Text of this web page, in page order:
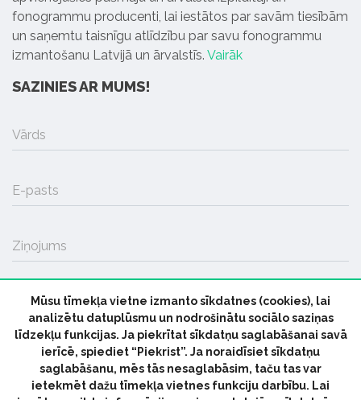
fonogrammu producenti, lai iestātos par savām tiesībām
un saņemtu taisnīgu atlīdzību par savu fonogrammu
izmantošanu Latvijā un ārvalstīs. Vairāk
SAZINIES AR MUMS!
Vārds
E-pasts
Ziņojums
SŪTĪT
Mūsu tīmekļa vietne izmanto sīkdatnes (cookies), lai
analizētu datuplūsmu un nodrošinātu sociālo saziņas
līdzekļu funkcijas. Ja piekrītat sīkdatņu saglabāšanai savā
ierīcē, spiediet “Piekrist”. Ja noraidīsiet sīkdatņu
saglabāšanu, mēs tās nesaglabāsim, taču tas var
ietekmēt dažu tīmekļa vietnes funkciju darbību. Lai